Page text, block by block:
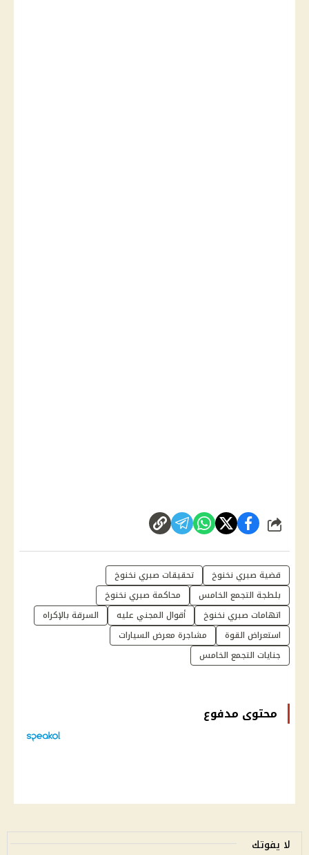
شارك
قضية صبري نخنوخ
تحقيقات صبري نخنوخ
بلطجة التجمع الخامس
محاكمة صبري نخنوخ
اتهامات صبري نخنوخ
أقوال المجني عليه
السرقة بالإكراه
استعراض القوة
مشاجرة معرض السيارات
جنايات التجمع الخامس
محتوى مدفوع
لا يفوتك